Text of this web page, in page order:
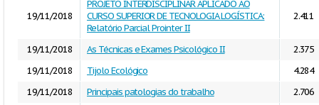
19/11/2018
PROJETO INTERDISCIPLINAR APLICADO AO
CURSO SUPERIOR DE TECNOLOGIA LOGÍSTICA:
Relatório Parcial Prointer II
2.411
19/11/2018 As Técnicas e Exames Psicológico II
2.375
19/11/2018
Tijolo Ecológico
4.284
19/11/2018
Principais patologias do trabalho 2.706